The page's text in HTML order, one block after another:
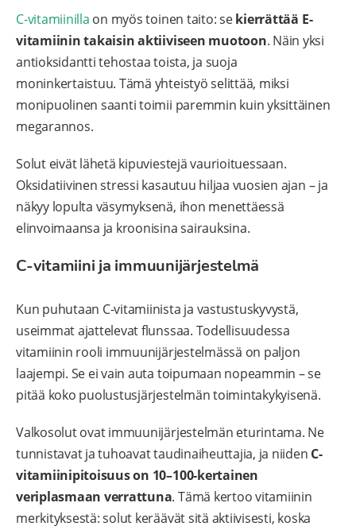
C-vitamiinilla on myös toinen taito: sekierrättää E-
vitamiinin takaisin aktiiviseen muotoon. Näin yksi
antioksidantti tehostaa toista, ja suoja
moninkertaistuu. Tämä yhteistyö selittää, miksi
monipuolinen saanti toimii paremmin kuin yksittäinen
megarannos.
Solut eivät lähetä kipuviestejä vaurioituessaan.
Oksidatiivinen stressi kasautuu hiljaa vuosien ajan – ja
näkyy lopulta väsymyksenä, ihon menettäessä
elinvoimaansa ja kroonisina sairauksina.
C-vitamiini ja immuunijärjestelmä
Kun puhutaan C-vitamiinista ja vastustuskyvystä,
useimmat ajattelevat flunssaa. Todellisuudessa
vitamiinin rooli immuunijärjestelmässä on paljon
laajempi. Se ei vain auta toipumaan nopeammin – se
pitää koko puolustusjärjestelmän toimintakykyisenä.
Valkosolut ovat immuunijärjestelmän eturintama. Ne
tunnistavat ja tuhoavat taudinaiheuttajia, ja niiden C-
vitamiinipitoisuus on 10–100-kertainen
veriplasmaan verrattuna. Tämä kertoo vitamiinin
merkityksestä: solut keräävät sitä aktiivisesti, koska